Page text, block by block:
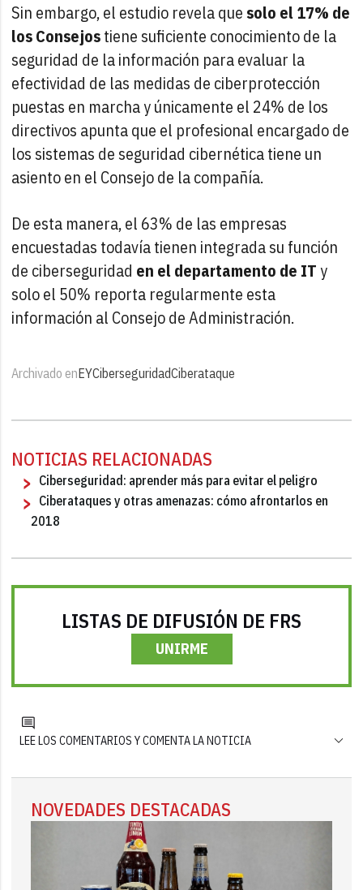
Sin embargo, el estudio revela que solo el 17% de
los Consejostiene suficiente conocimiento de la
seguridad de la información para evaluar la
efectividad de las medidas de ciberprotección
puestas en marcha y únicamente el 24% de los
directivos apunta que el profesional encargado de
los sistemas de seguridad cibernética tiene un
asiento en el Consejo de la compañía.
De esta manera, el 63% de las empresas
encuestadas todavía tienen integrada su función
de ciberseguridad en el departamento de ITy
solo el 50% reporta regularmente esta
información al Consejo de Administración.
Archivado enEYCiberseguridadCiberataque
NOTICIAS RELACIONADAS
Ciberseguridad: aprender más para evitar el peligro
Ciberataques y otras amenazas: cómo afrontarlos en
2018
LISTAS DE DIFUSIÓN DE FRS
UNIRME
LEE LOS COMENTARIOS Y COMENTA LA NOTICIA
NOVEDADES DESTACADAS